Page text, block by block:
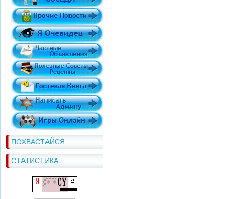
ПОХВАСТАЙСЯ
СТАТИСТИКА